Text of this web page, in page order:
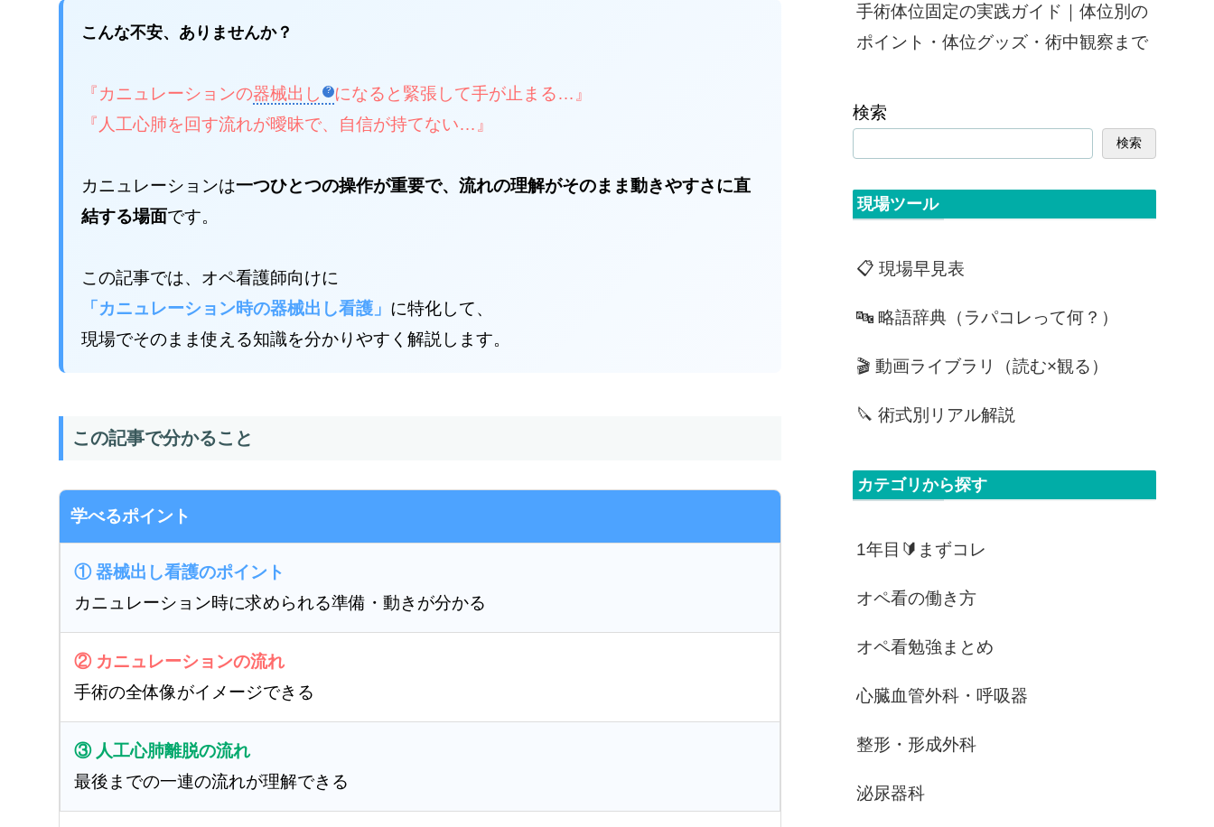
こんな不安、ありませんか？
『カニュレーションの器械出し
になると緊張して手が止まる…』
『人工心肺を回す流れが曖昧で、自信が持てない…』
カニュレーションは一つひとつの操作が重要で、流れの理解がそのまま動きやすさに直
結する場面です。
この記事では、オペ看護師向けに
「カニュレーション時の器械出し看護」 に特化して、
現場でそのまま使える知識を分かりやすく解説します。
この記事で分かること
学べるポイント
① 器械出し看護のポイント
カニュレーション時に求められる準備・動きが分かる
② カニュレーションの流れ
手術の全体像がイメージできる
③ 人工心肺離脱の流れ
最後までの一連の流れが理解できる
手術体位固定の実践ガイド｜体位別の
ポイント・体位グッズ・術中観察まで
検索
検索
現場ツール
📋 現場早見表
🔤 略語辞典（ラパコレって何？）
🎬 動画ライブラリ（読む×観る）
🔪 術式別リアル解説
カテゴリから探す
1年目🔰まずコレ
オペ看の働き方
オペ看勉強まとめ
心臓血管外科・呼吸器
整形・形成外科
泌尿器科